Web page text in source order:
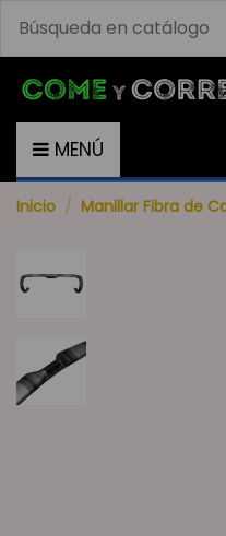
MENÚ
Inicio Manillar Fibra de